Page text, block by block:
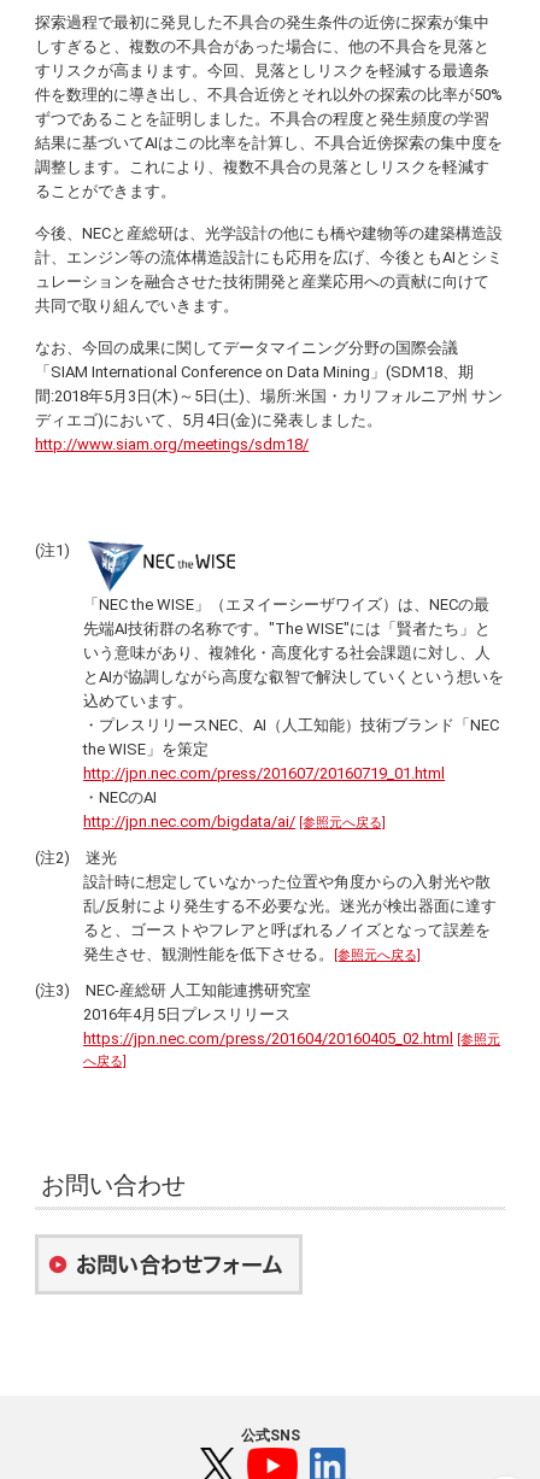
探索過程で最初に発見した不具合の発生条件の近傍に探索が集中
しすぎると、複数の不具合があった場合に、他の不具合を見落と
すリスクが高まります。今回、見落としリスクを軽減する最適条
件を数理的に導き出し、不具合近傍とそれ以外の探索の比率が50%
ずつであることを証明しました。不具合の程度と発生頻度の学習
結果に基づいてAIはこの比率を計算し、不具合近傍探索の集中度を
調整します。これにより、複数不具合の見落としリスクを軽減す
ることができます。
今後、NECと産総研は、光学設計の他にも橋や建物等の建築構造設
計、エンジン等の流体構造設計にも応用を広げ、今後ともAIとシミ
ュレーションを融合させた技術開発と産業応用への貢献に向けて
共同で取り組んでいきます。
なお、今回の成果に関してデータマイニング分野の国際会議
「 SIAM International Conference on Data Mining 」(SDM18、期
間:2018年5月3日(木)～5日(土)、場所:米国・カリフォルニア州 サン
ディエゴ)において、5月4日(金)に発表しました。
http://www.siam.org/meetings/sdm18/
(注1)
「NEC the WISE」（エヌイーシーザワイズ）は、NECの最
先端AI技術群の名称です。"The WISE"には「賢者たち」と
いう意味があり、複雑化・高度化する社会課題に対し、人
とAIが協調しながら高度な叡智で解決していくという想いを
込めています。
・プレスリリースNEC、AI（人工知能）技術ブランド「NEC
the WISE」を策定
http://jpn.nec.com/press/201607/20160719_01.html
・NECのAI
http://jpn.nec.com/bigdata/ai/ [参照元へ戻る]
(注2) 迷光
設計時に想定していなかった位置や角度からの入射光や散
乱/反射により発生する不必要な光。迷光が検出器面に達す
ると、ゴーストやフレアと呼ばれるノイズとなって誤差を
発生させ、観測性能を低下させる。
[参照元へ戻る]
(注3) NEC-産総研 人工知能連携研究室
2016年4月5日プレスリリース
https://jpn.nec.com/press/201604/20160405_02.html
[参照元
へ戻る]
お問い合わせ
公式SNS